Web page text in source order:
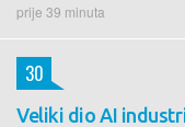
prije 39 minuta
Veliki dio AI
30